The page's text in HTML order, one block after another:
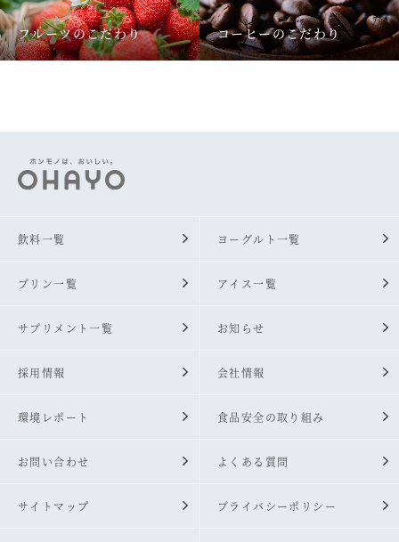
フルーツのこだわり コーヒーのこだわり
飲料一覧 ヨーグルト一覧
プリン一覧 アイス一覧
サプリメント一覧 お知らせ
採用情報 会社情報
環境レポート 食品安全の取り組み
お問い合わせ よくある質問
サイトマップ プライバシーポリシー